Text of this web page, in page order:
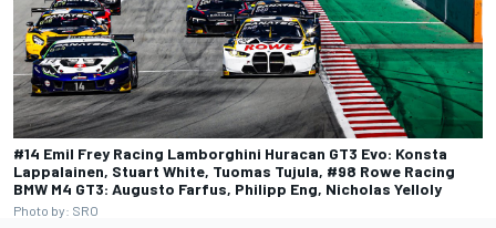
#14 Emil Frey Racing Lamborghini Huracan GT3 Evo: Konsta
Lappalainen, Stuart White, Tuomas Tujula, #98 Rowe Racing
BMW M4 GT3: Augusto Farfus, Philipp Eng, Nicholas Yelloly
Photo by: SRO